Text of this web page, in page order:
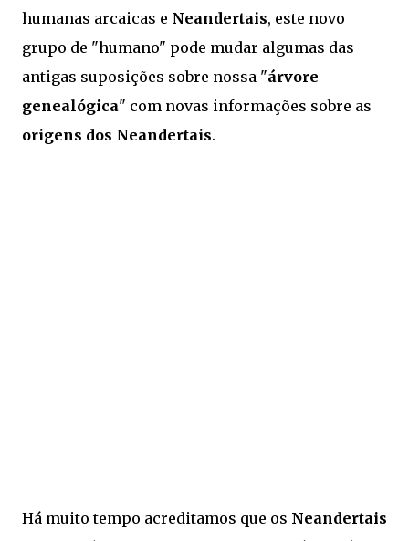
humanas arcaicas e Neandertais, este novo
grupo de "humano" pode mudar algumas das
antigas suposições sobre nossa "árvore
genealógica" com novas informações sobre as
origens dos Neandertais.
Há muito tempo acreditamos que os Neandertais